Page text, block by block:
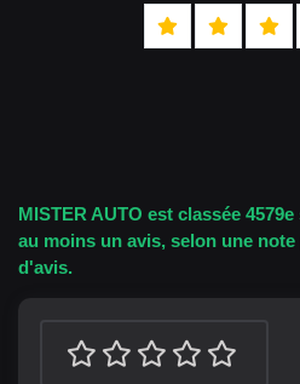
MISTER AUTO est classée
au moins un avis, selon une
d'avis.